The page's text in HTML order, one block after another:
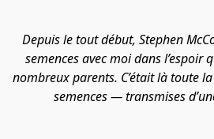
Depuis le tout début, Stephen
semences avec moi dans l’espoir
nombreux parents. C’était là toute
semences — transmises